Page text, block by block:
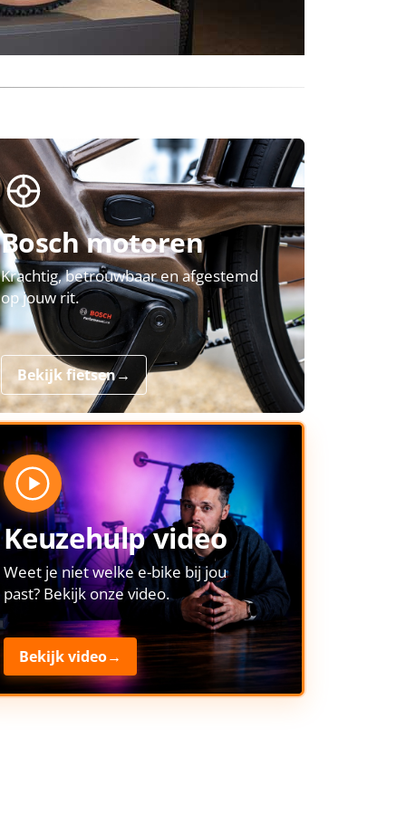
Bosch motoren
Krachtig, betrouwbaar en afgestemd
op jouw rit.
Bekijk fietsen→
Keuzehulp video
Weet je niet welke e-bike bij jou
past? Bekijk onze video.
Bekijk video→